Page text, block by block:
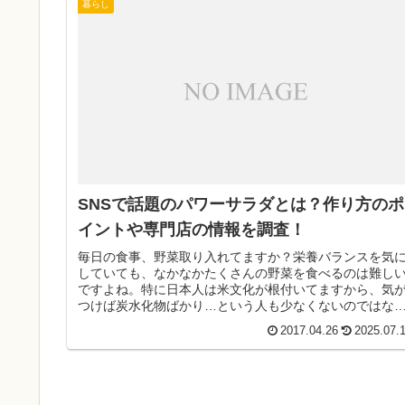
暮らし
SNSで話題のパワーサラダとは？作り方のポ
イントや専門店の情報を調査！
毎日の食事、野菜取り入れてますか？栄養バランスを気に
していても、なかなかたくさんの野菜を食べるのは難し
ですよね。特に日本人は米文化が根付いてますから、気
つけば炭水化物ばかり…という人も少なくないのではない
2017.04.26